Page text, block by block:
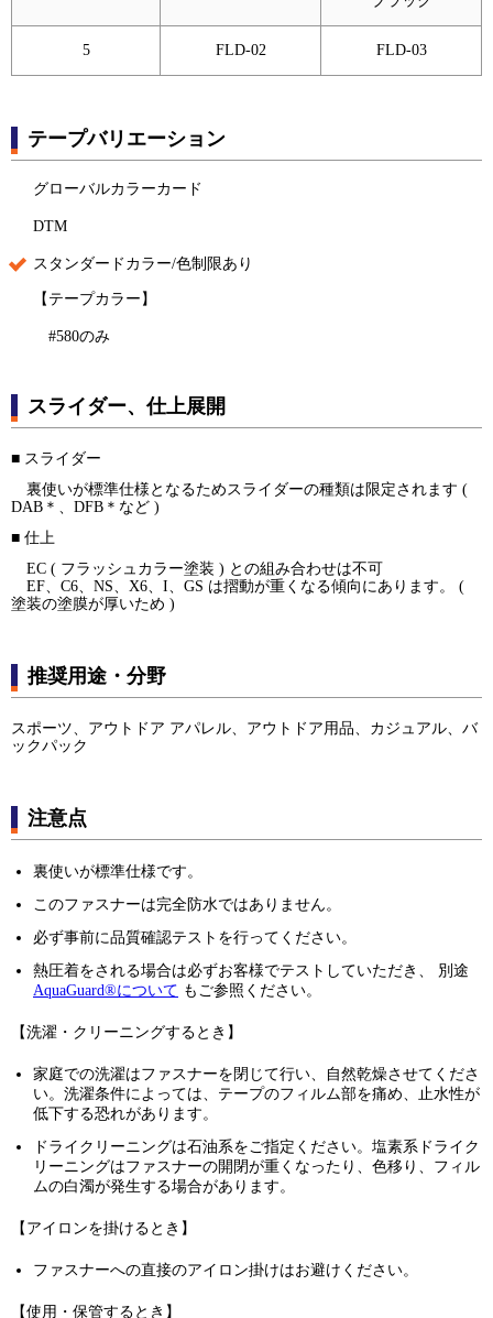
5 FLD-02 FLD-03
テープバリエーション
グローバルカラーカード
DTM
スタンダードカラー/色制限あり
【テープカラー】
#580のみ
スライダー、仕上展開
■ スライダー
裏使いが標準仕様となるためスライダーの種類は限定されます (
DAB＊、DFB＊など )
■ 仕上
EC ( フラッシュカラー塗装 ) との組み合わせは不可
EF、C6、NS、X6、I、GS は摺動が重くなる傾向にあります。 (
塗装の塗膜が厚いため )
推奨用途・分野
スポーツ、アウトドア アパレル、アウトドア用品、カジュアル、バ
ックパック
注意点
裏使いが標準仕様です。
このファスナーは完全防水ではありません。
必ず事前に品質確認テストを行ってください。
熱圧着をされる場合は必ずお客様でテストしていただき、 別途
AquaGuard®について もご参照ください。
【洗濯・クリーニングするとき】
家庭での洗濯はファスナーを閉じて行い、自然乾燥させてくださ
い。洗濯条件によっては、テープのフィルム部を痛め、止水性が
低下する恐れがあります。
ドライクリーニングは石油系をご指定ください。塩素系ドライク
リーニングはファスナーの開閉が重くなったり、色移り、フィル
ムの白濁が発生する場合があります。
【アイロンを掛けるとき】
ファスナーへの直接のアイロン掛けはお避けください。
【使用・保管するとき】